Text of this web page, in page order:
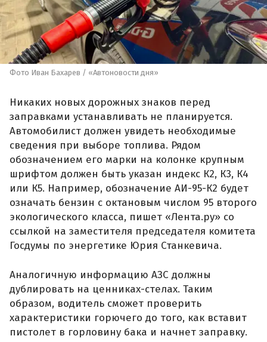
Фото Иван Бахарев / «Автоновости дня»
Никаких новых дорожных знаков перед
заправками устанавливать не планируется.
Автомобилист должен увидеть необходимые
сведения при выборе топлива. Рядом
обозначением его марки на колонке крупным
шрифтом должен быть указан индекс К2, К3, К4
или К5. Например, обозначение АИ-95-К2 будет
означать бензин с октановым числом 95 второго
экологического класса, пишет «Лента.ру» со
ссылкой на заместителя председателя комитета
Госдумы по энергетике Юрия Станкевича.
Аналогичную информацию АЗС должны
дублировать на ценниках-стелах. Таким
образом, водитель сможет проверить
характеристики горючего до того, как вставит
пистолет в горловину бака и начнет заправку.